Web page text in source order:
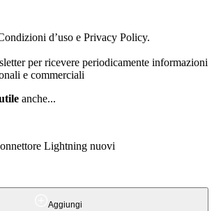
d’uso e Privacy Policy.
per ricevere periodicamente informazioni
e commerciali
anche...
Lightning nuovi
Aggiungi